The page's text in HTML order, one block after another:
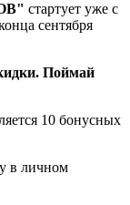
стартует уже с
сентября
Поймай
10 бонусных
в личном